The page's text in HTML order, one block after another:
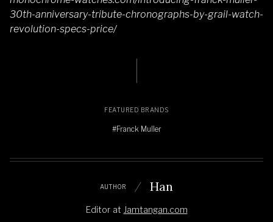
30th-anniversary-tribute-chronographs-by-grail-watch-
revolution-specs-price/
FEATURED BRANDS
#Franck Muller
AUTHOR Han
Editor at Jamtangan.com